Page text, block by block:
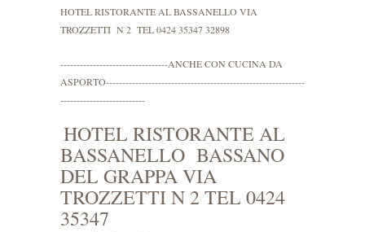
HOTEL RISTORANTE AL BASSANELLO VIA
TROZZETTI N 2 TEL 0424 35347 32898
---------------------------------ANCHE CON CUCINA DA
ASPORTO-------------------------------------------------------------
--------------------------
HOTEL RISTORANTE AL
BASSANELLO BASSANO
DEL GRAPPA VIA
TROZZETTI N 2 TEL 0424
35347